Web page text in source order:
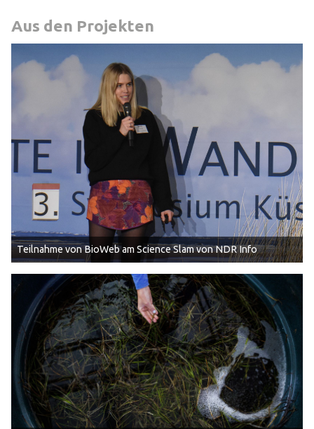
Aus den Projekten
Teilnahme von BioWeb am Science Slam von NDR Info